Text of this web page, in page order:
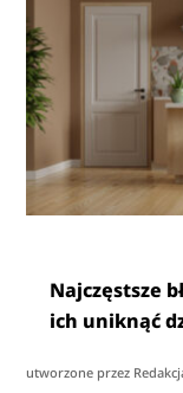
Najczęstsze
ich uniknąć
utworzone przez